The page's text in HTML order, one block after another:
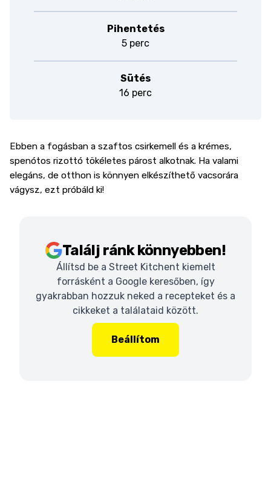
Pihentetés
5 perc
Sütés
16 perc
Ebben a fogásban a szaftos csirkemell és a krémes,
spenótos rizottó tökéletes párost alkotnak. Ha valami
elegáns, de otthon is könnyen elkészíthető vacsorára
vágysz, ezt próbáld ki!
Találj ránk könnyebben!
Állítsd be a Street Kitchent kiemelt
forrásként a Google keresőben, így
gyakrabban hozzuk neked a recepteket és a
cikkeket a találataid között.
Beállítom